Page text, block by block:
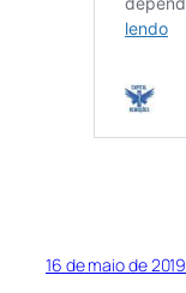
16 de maio de 2019